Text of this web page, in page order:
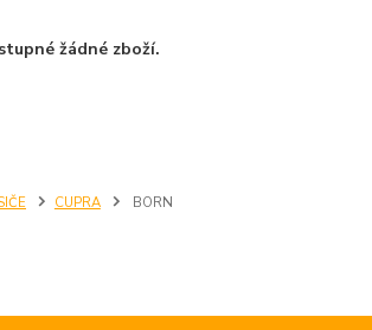
CUPRA BORN
žádné zboží.